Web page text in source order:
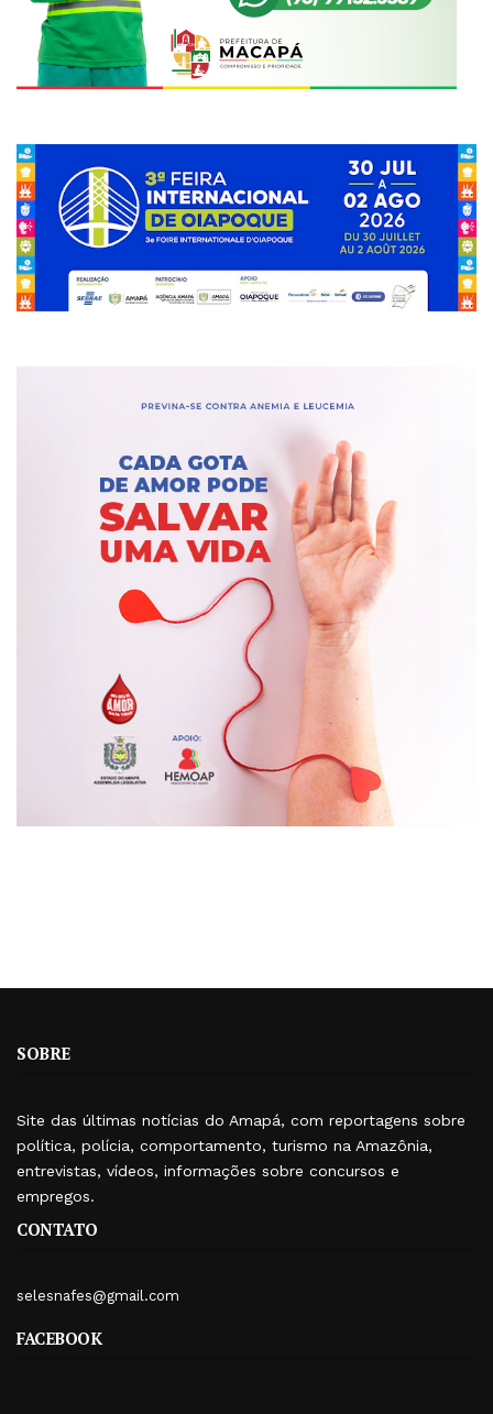
SOBRE
Site das últimas notícias do Amapá, com reportagens sobre
política, polícia, comportamento, turismo na Amazônia,
entrevistas, vídeos, informações sobre concursos e
empregos.
CONTATO
selesnafes@gmail.com
FACEBOOK